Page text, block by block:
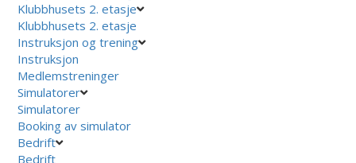
Klubbhusets 2. etasje
Klubbhusets 2. etasje
Instruksjon og trening
Instruksjon
Medlemstreninger
Simulatorer
Simulatorer
Booking av simulator
Bedrift
Bedrift